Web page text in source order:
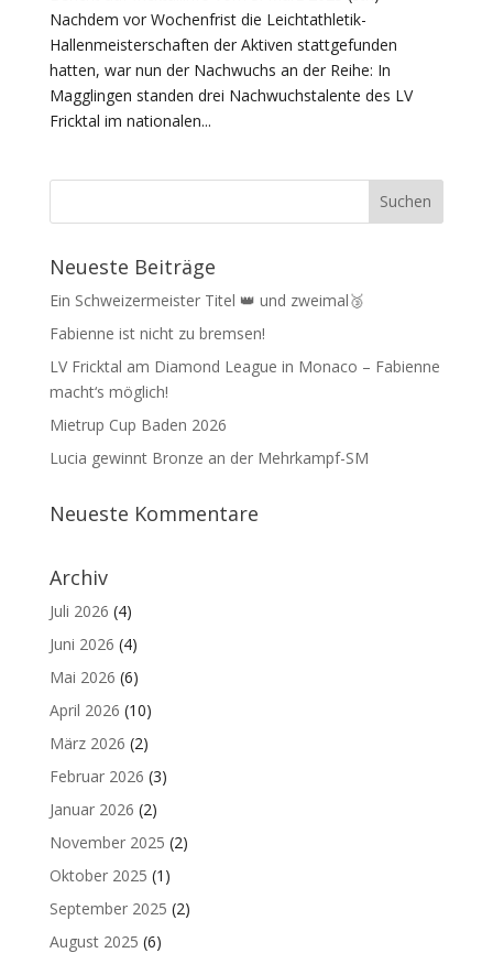
Nachdem vor Wochenfrist die Leichtathletik-
Hallenmeisterschaften der Aktiven stattgefunden
hatten, war nun der Nachwuchs an der Reihe: In
Magglingen standen drei Nachwuchstalente des LV
Fricktal im nationalen...
Neueste Beiträge
Ein Schweizermeister Titel 👑 und zweimal🥉
Fabienne ist nicht zu bremsen!
LV Fricktal am Diamond League in Monaco – Fabienne
macht‘s möglich!
Mietrup Cup Baden 2026
Lucia gewinnt Bronze an der Mehrkampf-SM
Neueste Kommentare
Archiv
Juli 2026 (4)
Juni 2026 (4)
Mai 2026 (6)
April 2026 (10)
März 2026 (2)
Februar 2026 (3)
Januar 2026 (2)
November 2025 (2)
Oktober 2025 (1)
September 2025 (2)
August 2025 (6)